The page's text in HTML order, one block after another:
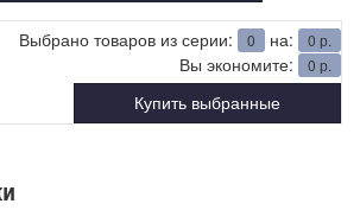
Выбрано товаров из серии: 0 на: 0 р.
Вы экономите: 0 р.
Купить выбранные